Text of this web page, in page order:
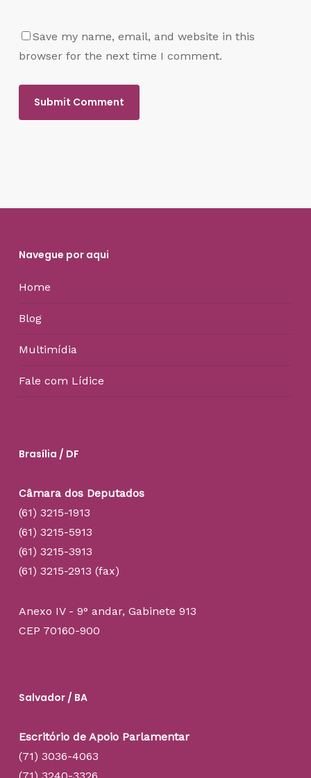
Save my name, email, and website in this
browser for the next time I comment.
Navegue por aqui
Home
Blog
Multimídia
Fale com Lídice
Brasília / DF
Câmara dos Deputados
(61) 3215-1913
(61) 3215-5913
(61) 3215-3913
(61) 3215-2913 (fax)
Anexo IV - 9° andar, Gabinete 913
CEP 70160-900
Salvador / BA
Escritório de Apoio Parlamentar
(71) 3036-4063